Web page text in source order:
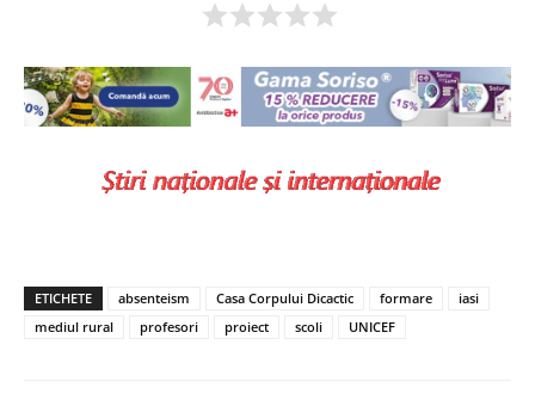
ETICHETE absenteism Casa Corpului Dicactic formare
iasi
mediul rural
profesori proiect scoli UNICEF